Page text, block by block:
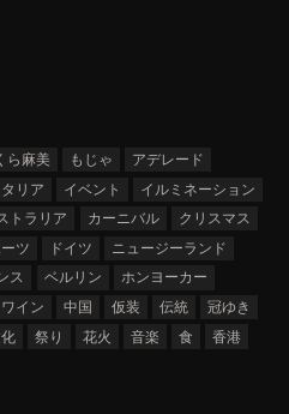
ら麻美 もじゃ
アデレード
リア イベント
イルミネーション
トラリア カーニバル
クリスマス
ツ ドイツ
ニュージーランド
ス ベルリン
ホンヨーカー
ワイン 中国 仮装 伝統
冠ゆき
祭り 花火 音楽 食 香港